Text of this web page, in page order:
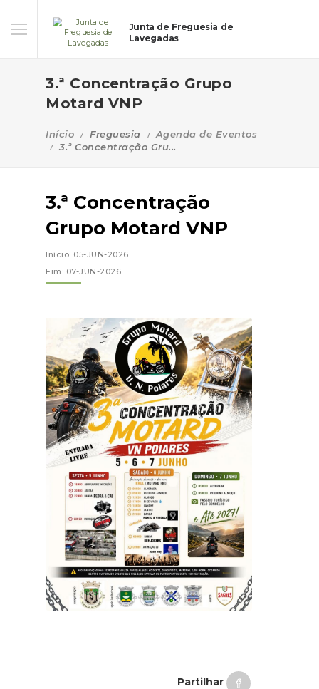
Junta de Freguesia de
Lavegadas
3.ª Concentração Grupo
Motard VNP
Início Freguesia
Agenda de Eventos
3.ª Concentração Gru...
3.ª Concentração
Grupo Motard VNP
Início: 05-JUN-2026
Fim: 07-JUN-2026
Partilhar